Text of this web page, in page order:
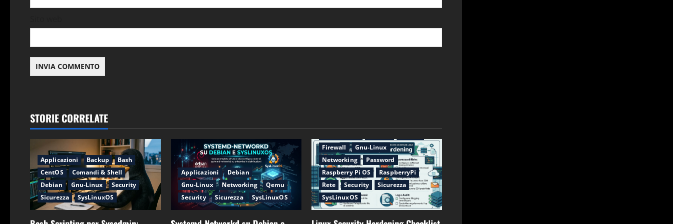
o
l
o
STORIE CORRELATE
Applicazioni Backup
Bash
CentOS
Comandi & Shell
Debian
Gnu-Linux
Security
Sicurezza
SysLinuxOS
Applicazioni
Debian
Gnu-Linux
Networking
Qemu
Security
Sicurezza SysLinuxOS
Firewall
Gnu-Linux
Networking
Password
Raspberry Pi OS
RaspberryPi
Rete
Security
Sicurezza
SysLinuxOS